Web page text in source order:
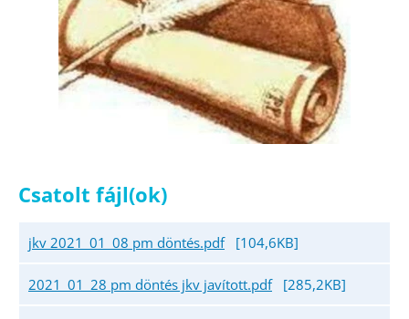
Csatolt fájl(ok)
jkv 2021_01_08 pm döntés.pdf [104,6KB]
2021_01_28 pm döntés jkv javított.pdf [285,2KB]